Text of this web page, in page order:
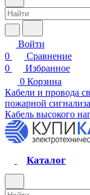
Войти
0
Сравнение
0
Избранное
0 Корзина
Кабели и провода
пожарной
Кабель высокого
Каталог